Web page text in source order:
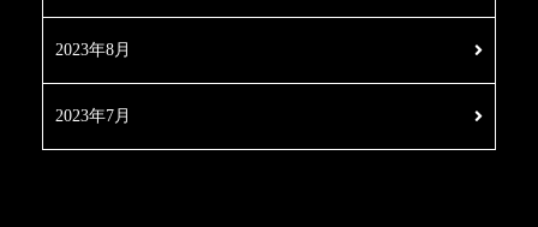
2023年8月
2023年7月